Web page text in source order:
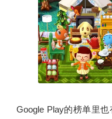
Google Play的榜单里